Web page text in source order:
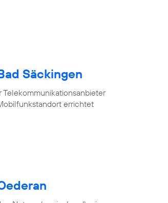
Säckingen
errichtet